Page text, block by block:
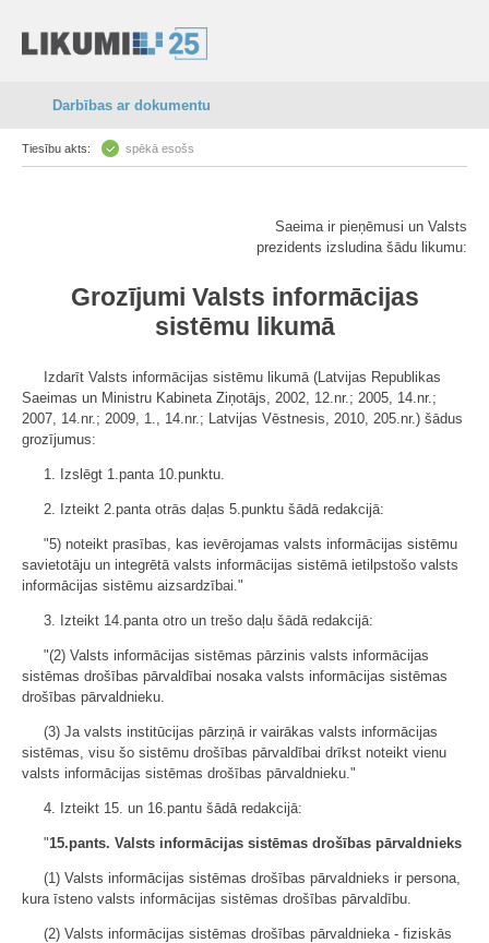
Darbības ar dokumentu
Tiesību akts: spēkā esošs
Saeima ir pieņēmusi un Valsts
prezidents izsludina šādu likumu:
Grozījumi Valsts informācijas
sistēmu likumā
Izdarīt Valsts informācijas sistēmu likumā (Latvijas Republikas
Saeimas un Ministru Kabineta Ziņotājs, 2002, 12.nr.; 2005, 14.nr.;
2007, 14.nr.; 2009, 1., 14.nr.; Latvijas Vēstnesis, 2010, 205.nr.) šādus
grozījumus:
1. Izslēgt 1.panta 10.punktu.
2. Izteikt 2.panta otrās daļas 5.punktu šādā redakcijā:
"5) noteikt prasības, kas ievērojamas valsts informācijas sistēmu
savietotāju un integrētā valsts informācijas sistēmā ietilpstošo valsts
informācijas sistēmu aizsardzībai."
3. Izteikt 14.panta otro un trešo daļu šādā redakcijā:
"(2) Valsts informācijas sistēmas pārzinis valsts informācijas
sistēmas drošības pārvaldībai nosaka valsts informācijas sistēmas
drošības pārvaldnieku.
(3) Ja valsts institūcijas pārziņā ir vairākas valsts informācijas
sistēmas, visu šo sistēmu drošības pārvaldībai drīkst noteikt vienu
valsts informācijas sistēmas drošības pārvaldnieku."
4. Izteikt 15. un 16.pantu šādā redakcijā:
"15.pants. Valsts informācijas sistēmas drošības pārvaldnieks
(1) Valsts informācijas sistēmas drošības pārvaldnieks ir persona,
kura īsteno valsts informācijas sistēmas drošības pārvaldību.
(2) Valsts informācijas sistēmas drošības pārvaldnieka - fiziskās